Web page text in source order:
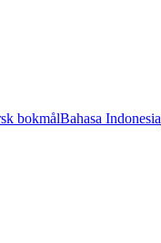
bokmålBahasa Indonesia